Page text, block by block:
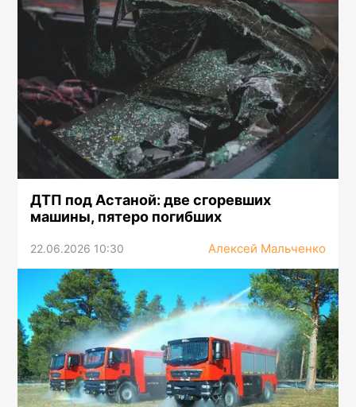
ДТП под Астаной: две сгоревших
машины, пятеро погибших
22.06.2026 10:30 Алексей Мальченко